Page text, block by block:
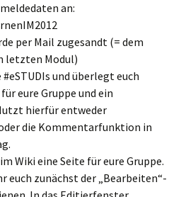
an:
per Mail zugesandt (= dem
letzten Modul)
und überlegt euch
eure Gruppe und ein
hierfür entweder
die Kommentarfunktion in
Wiki eine Seite für eure Gruppe.
euch zunächst der „Bearbeiten“-